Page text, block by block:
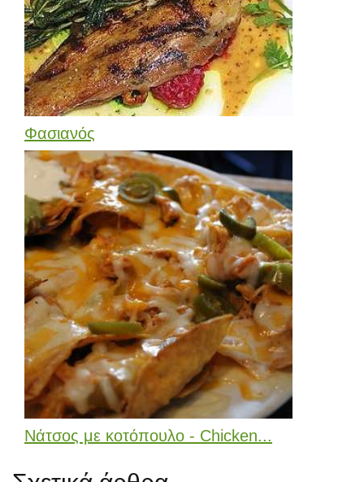
Φασιανός
Νάτσος με κοτόπουλο - Chicken...